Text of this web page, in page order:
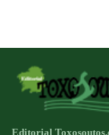
Editorial